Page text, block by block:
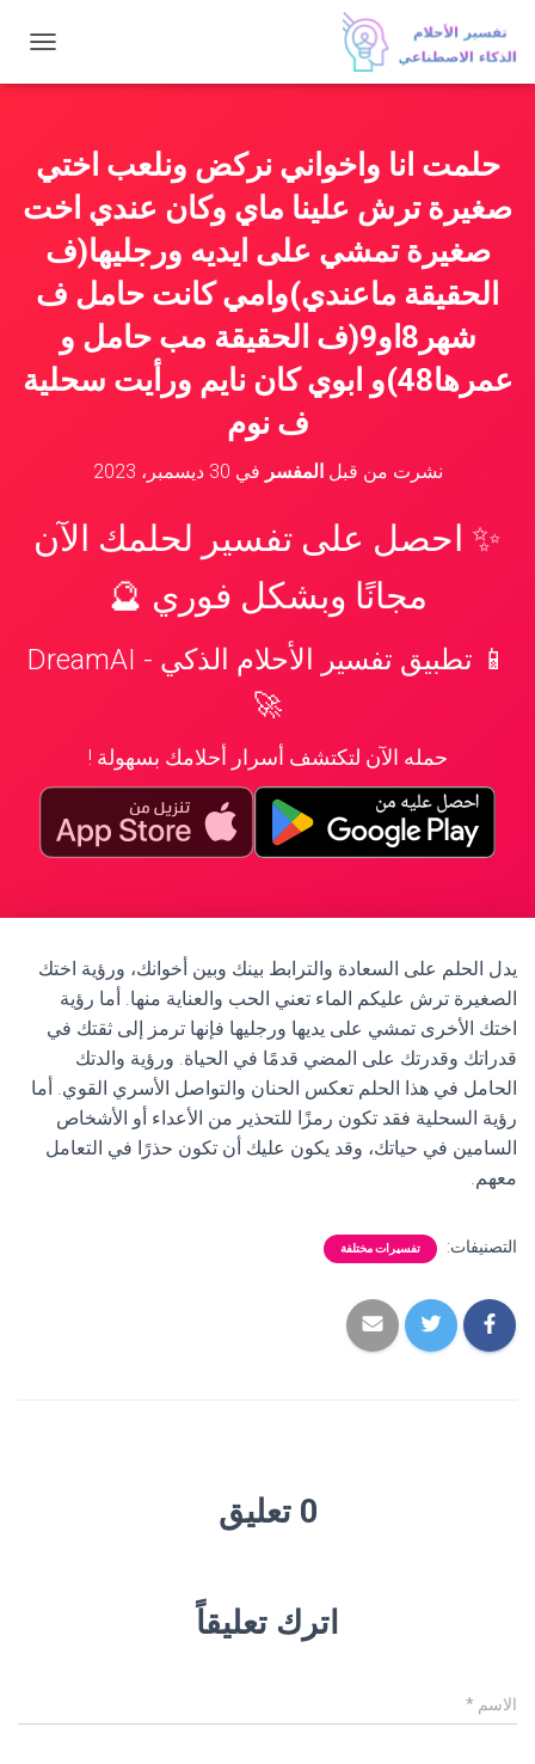
ب
ا
ت
حلمت انا واخواني نركض ونلعب اختي
صغيرة ترش علينا ماي وكان عندي اخت
صغيرة تمشي على ايديه ورجليها(ف
الحقيقة ماعندي)وامي كانت حامل ف
شهر8او9(ف الحقيقة مب حامل و
عمرها48)و ابوي كان نايم ورأيت سحلية
ف نوم
نشرت من قبلالمفسر في 30 ديسمبر، 2023
✨ احصل على تفسير لحلمك الآن
مجانًا وبشكل فوري 🔮
📱 تطبيق تفسير الأحلام الذكي - DreamAI
🚀
حمله الآن لتكتشف أسرار أحلامك بسهولة !
يدل الحلم على السعادة والترابط بينك وبين أخوانك، ورؤية اختك
الصغيرة ترش عليكم الماء تعني الحب والعناية منها. أما رؤية
اختك الأخرى تمشي على يديها ورجليها فإنها ترمز إلى ثقتك في
قدراتك وقدرتك على المضي قدمًا في الحياة. ورؤية والدتك
الحامل في هذا الحلم تعكس الحنان والتواصل الأسري القوي. أما
رؤية السحلية فقد تكون رمزًا للتحذير من الأعداء أو الأشخاص
السامين في حياتك، وقد يكون عليك أن تكون حذرًا في التعامل
معهم.
التصنيفات: تفسيرات مختلفة
0 تعليق
اترك تعليقاً
الاسم *